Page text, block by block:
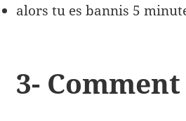
alors tu es bannis 5
3-